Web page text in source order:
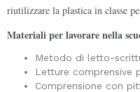
riutilizzare la plastica in classe
Materiali per lavorare nella
Metodo di letto-
Letture comprensive
Comprensione con